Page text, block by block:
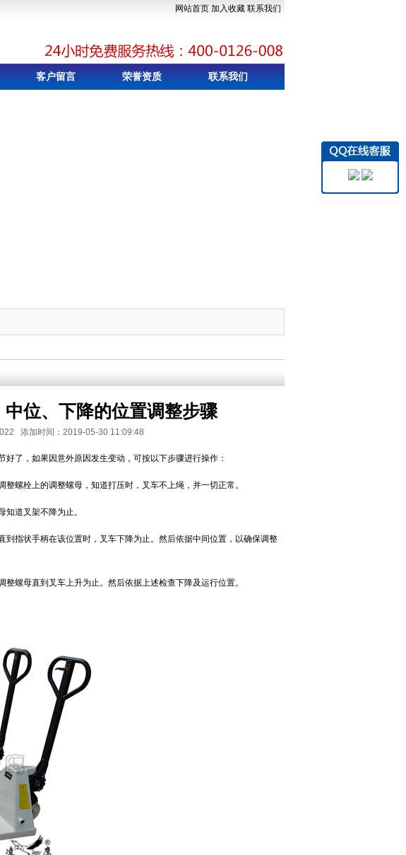
网站首页 加入收藏 联系我们
客户留言 荣誉资质 联系我们
位、下降的位置调整步骤
添加时间：2019-05-30 11:09:48
了，如果因意外原因发生变动，可按以下步骤进行操作：
螺栓上的调整螺母，知道打压时，叉车不上绳，并一切正常。
道叉架不降为止。
指状手柄在该位置时，叉车下降为止。然后依据中间位置，以确保调整
螺母直到叉车上升为止。然后依据上述检查下降及运行位置。